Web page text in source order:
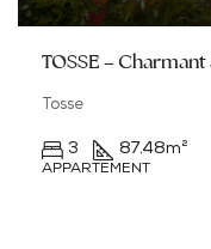
Tosse
3 87.48m²
APPARTEMENT